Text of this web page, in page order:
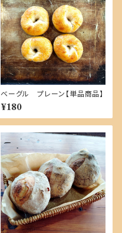
ベーグル プレーン【単品商品】
¥180